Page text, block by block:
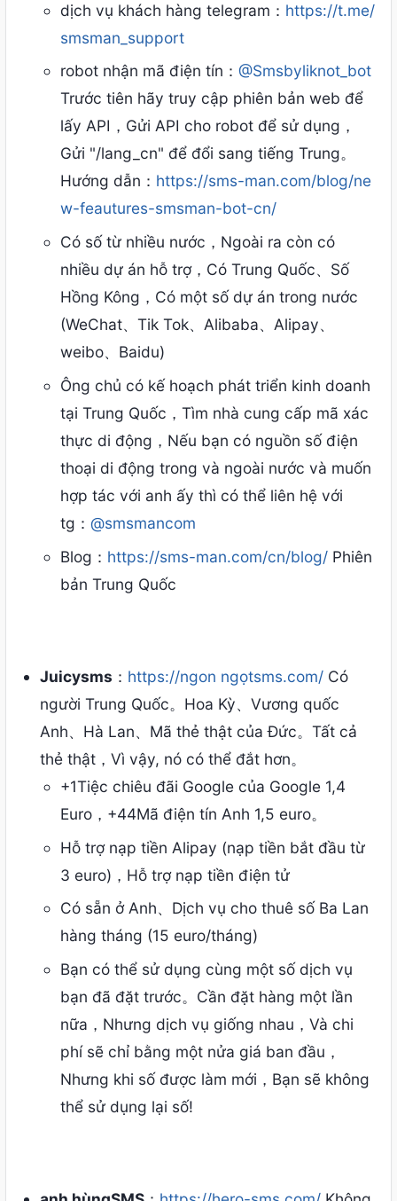
dịch vụ khách hàng telegram： https://t.me/
smsman_support
robot nhận mã điện tín：@Smsbyliknot_bot
Trước tiên hãy truy cập phiên bản web để
lấy API，Gửi API cho robot để sử dụng，
Gửi "/lang_cn" để đổi sang tiếng Trung。
Hướng dẫn： https://sms-man.com/blog/ne
w-feautures-smsman-bot-cn/
Có số từ nhiều nước，Ngoài ra còn có
nhiều dự án hỗ trợ，Có Trung Quốc、Số
Hồng Kông，Có một số dự án trong nước
(WeChat、Tik Tok、Alibaba、Alipay、
weibo、Baidu)
Ông chủ có kế hoạch phát triển kinh doanh
tại Trung Quốc，Tìm nhà cung cấp mã xác
thực di động，Nếu bạn có nguồn số điện
thoại di động trong và ngoài nước và muốn
hợp tác với anh ấy thì có thể liên hệ với
tg：@smsmancom
Blog： https://sms-man.com/cn/blog/ Phiên
bản Trung Quốc
Juicysms ： https://ngon ngọtsms.com/ Có
người Trung Quốc。Hoa Kỳ、Vương quốc
Anh、Hà Lan、Mã thẻ thật của Đức。Tất cả
thẻ thật，Vì vậy, nó có thể đắt hơn。
+1Tiệc chiêu đãi Google của Google 1,4
Euro，+44Mã điện tín Anh 1,5 euro。
Hỗ trợ nạp tiền Alipay (nạp tiền bắt đầu từ
3 euro)，Hỗ trợ nạp tiền điện tử
Có sẵn ở Anh、Dịch vụ cho thuê số Ba Lan
hàng tháng (15 euro/tháng)
Bạn có thể sử dụng cùng một số dịch vụ
bạn đã đặt trước。Cần đặt hàng một lần
nữa，Nhưng dịch vụ giống nhau，Và chi
phí sẽ chỉ bằng một nửa giá ban đầu，
Nhưng khi số được làm mới，Bạn sẽ không
thể sử dụng lại số!